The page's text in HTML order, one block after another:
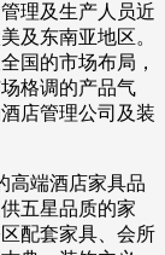
理及生产人员近
及东南亚地区。
国的市场布局，
格调的产品气
店管理公司及装
高端酒店家具品
五星品质的家
配套家具、会所